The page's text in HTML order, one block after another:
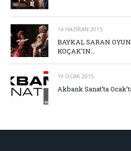
14 HAZIRAN 2015
BAYKAL SARAN
KOÇAK’IN…
19 OCAK 2015
Akbank Sanat’ta